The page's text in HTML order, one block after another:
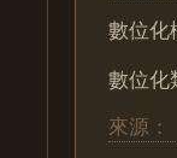
數位化
數位化
來源：